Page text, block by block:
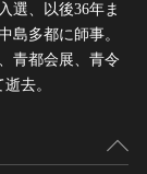
選、以後36年ま
島多都に師事。
青都会展、青令
去。